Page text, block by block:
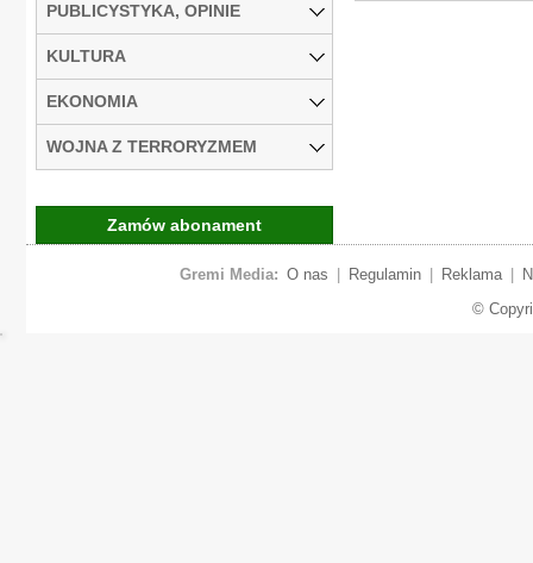
PUBLICYSTYKA, OPINIE
KULTURA
EKONOMIA
WOJNA Z TERRORYZMEM
Zamów abonament
Gremi Media: O nas Regulamin Reklama
©